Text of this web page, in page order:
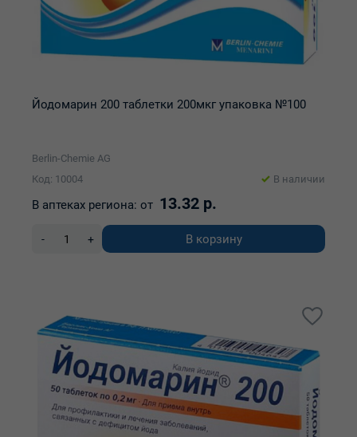
Йодомарин 200 таблетки 200мкг упаковка №100
Berlin-Chemie AG
Код: 10004
В наличии
В аптеках региона: от 13.32 р.
- + В корзину